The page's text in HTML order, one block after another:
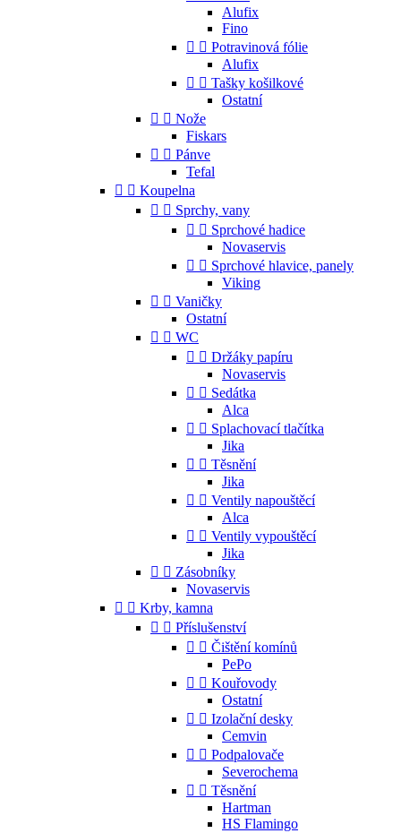
Alufix
Fino
  Potravinová fólie
Alufix
  Tašky košilkové
Ostatní
  Nože
Fiskars
  Pánve
Tefal
  Koupelna
  Sprchy, vany
  Sprchové hadice
Novaservis
  Sprchové hlavice, panely
Viking
  Vaničky
Ostatní
  WC
  Držáky papíru
Novaservis
  Sedátka
Alca
  Splachovací tlačítka
Jika
  Těsnění
Jika
  Ventily napouštěcí
Alca
  Ventily vypouštěcí
Jika
  Zásobníky
Novaservis
  Krby, kamna
  Příslušenství
  Čištění komínů
PePo
  Kouřovody
Ostatní
  Izolační desky
Cemvin
  Podpalovače
Severochema
  Těsnění
Hartman
HS Flamingo